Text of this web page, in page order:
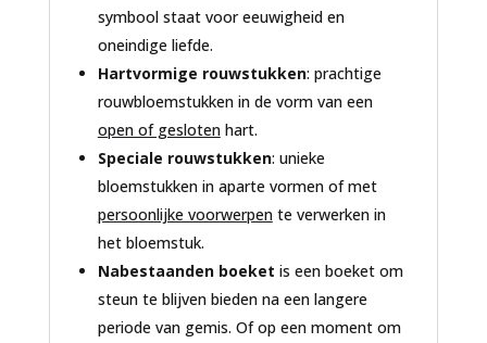
symbool staat voor eeuwigheid en
oneindige liefde.
Hartvormige rouwstukken: prachtige
rouwbloemstukken in de vorm van een
open of geslotenhart.
Speciale rouwstukken: unieke
bloemstukken in aparte vormen of met
persoonlijke voorwerpente verwerken in
het bloemstuk.
Nabestaanden boeket is een boeket om
steun te blijven bieden na een langere
periode van gemis. Of op een moment om